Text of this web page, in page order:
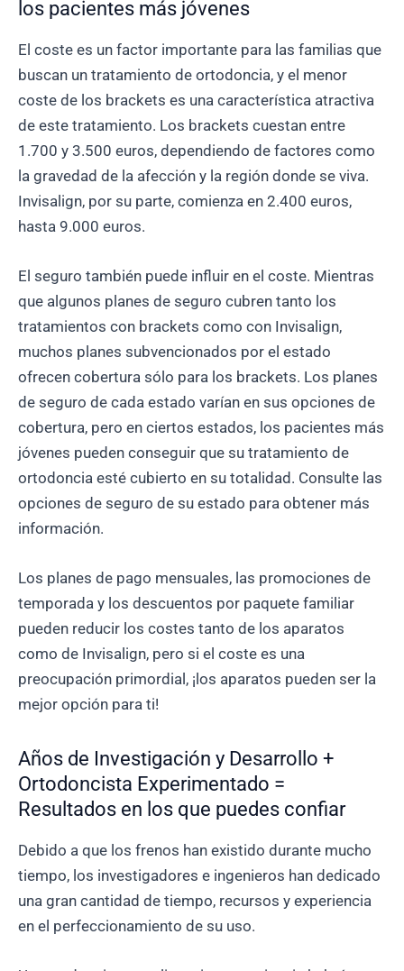
los pacientes más jóvenes
El coste es un factor importante para las familias que
buscan un tratamiento de ortodoncia, y el menor
coste de los brackets es una característica atractiva
de este tratamiento. Los brackets cuestan entre
1.700 y 3.500 euros, dependiendo de factores como
la gravedad de la afección y la región donde se viva.
Invisalign, por su parte, comienza en 2.400 euros,
hasta 9.000 euros.
El seguro también puede influir en el coste. Mientras
que algunos planes de seguro cubren tanto los
tratamientos con brackets como con Invisalign,
muchos planes subvencionados por el estado
ofrecen cobertura sólo para los brackets. Los planes
de seguro de cada estado varían en sus opciones de
cobertura, pero en ciertos estados, los pacientes más
jóvenes pueden conseguir que su tratamiento de
ortodoncia esté cubierto en su totalidad. Consulte las
opciones de seguro de su estado para obtener más
información.
Los planes de pago mensuales, las promociones de
temporada y los descuentos por paquete familiar
pueden reducir los costes tanto de los aparatos
como de Invisalign, pero si el coste es una
preocupación primordial, ¡los aparatos pueden ser la
mejor opción para ti!
Años de Investigación y Desarrollo +
Ortodoncista Experimentado =
Resultados en los que puedes confiar
Debido a que los frenos han existido durante mucho
tiempo, los investigadores e ingenieros han dedicado
una gran cantidad de tiempo, recursos y experiencia
en el perfeccionamiento de su uso.